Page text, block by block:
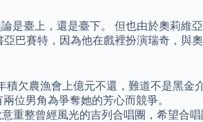
臺上，還是臺下。 但也由於奧莉維亞
巴賽特，因為他在戲裡扮演瑞奇，與
欠農漁會上億元不還，難道不是黑金
位男角為爭奪她的芳心而競爭。
重整曾經風光的吉列合唱團，希望合